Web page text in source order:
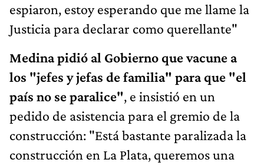
espiaron, estoy esperando que me llame la
Justicia para declarar como querellante"
Medina pidió al Gobierno que vacune a
los "jefes y jefas de familia" para que "el
país no se paralice", e insistió en un
pedido de asistencia para el gremio de la
construcción: "Está bastante paralizada la
construcción en La Plata, queremos una